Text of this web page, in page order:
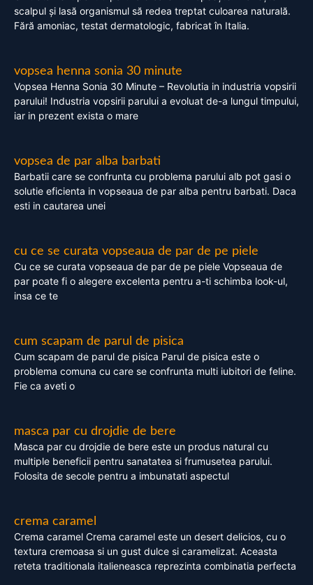
scalpul și lasă organismul să redea treptat culoarea naturală.
Fără amoniac, testat dermatologic, fabricat în Italia.
vopsea henna sonia 30 minute
Vopsea Henna Sonia 30 Minute – Revolutia in industria vopsirii
parului! Industria vopsirii parului a evoluat de-a lungul timpului,
iar in prezent exista o mare
vopsea de par alba barbati
Barbatii care se confrunta cu problema parului alb pot gasi o
solutie eficienta in vopseaua de par alba pentru barbati. Daca
esti in cautarea unei
cu ce se curata vopseaua de par de pe piele
Cu ce se curata vopseaua de par de pe piele Vopseaua de
par poate fi o alegere excelenta pentru a-ti schimba look-ul,
insa ce te
cum scapam de parul de pisica
Cum scapam de parul de pisica Parul de pisica este o
problema comuna cu care se confrunta multi iubitori de feline.
Fie ca aveti o
masca par cu drojdie de bere
Masca par cu drojdie de bere este un produs natural cu
multiple beneficii pentru sanatatea si frumusetea parului.
Folosita de secole pentru a imbunatati aspectul
crema caramel
Crema caramel Crema caramel este un desert delicios, cu o
textura cremoasa si un gust dulce si caramelizat. Aceasta
reteta traditionala italieneasca reprezinta combinatia perfecta